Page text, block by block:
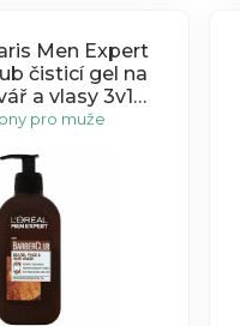
Men Expert
čisticí gel na
a vlasy 3v1
200mlpro muže